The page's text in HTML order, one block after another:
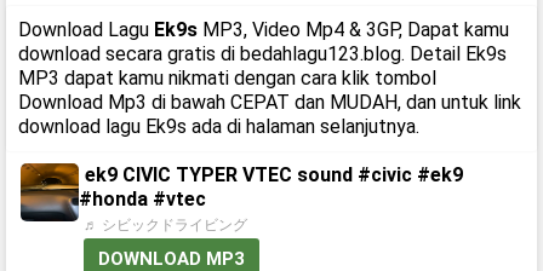
Download Lagu Ek9s MP3, Video Mp4 & 3GP, Dapat kamu
download secara gratis di bedahlagu123.blog. Detail Ek9s
MP3 dapat kamu nikmati dengan cara klik tombol
Download Mp3 di bawah CEPAT dan MUDAH, dan untuk link
download lagu Ek9s ada di halaman selanjutnya.
ek9 CIVIC TYPER VTEC sound #civic #ek9
#honda #vtec
♬ シビックドライビング
DOWNLOAD MP3